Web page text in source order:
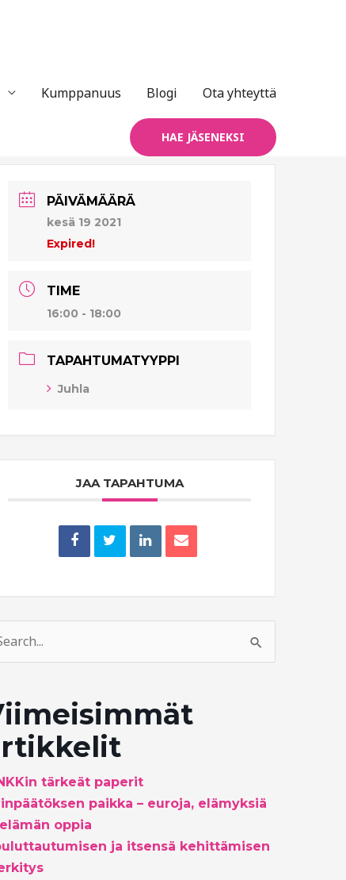
Kumppanuus Blogi Ota yhteyttä
HAE JÄSENEKSI
PÄIVÄMÄÄRÄ
kesä 19 2021
Expired!
TIME
16:00 - 18:00
TAPAHTUMATYYPPI
Juhla
JAA TAPAHTUMA
tärkeät paperit
paikka – euroja, elämyksiä
oppia
ja itsensä kehittämisen